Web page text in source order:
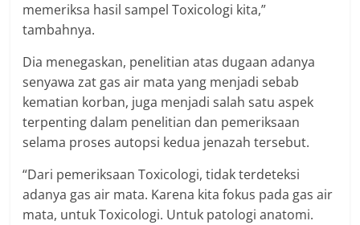
memeriksa hasil sampel Toxicologi kita,”
tambahnya.
Dia menegaskan, penelitian atas dugaan adanya
senyawa zat gas air mata yang menjadi sebab
kematian korban, juga menjadi salah satu aspek
terpenting dalam penelitian dan pemeriksaan
selama proses autopsi kedua jenazah tersebut.
“Dari pemeriksaan Toxicologi, tidak terdeteksi
adanya gas air mata. Karena kita fokus pada gas air
mata, untuk Toxicologi. Untuk patologi anatomi.